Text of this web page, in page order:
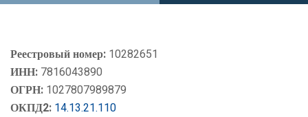
Реестровый номер: 10282651
ИНН: 7816043890
ОГРН: 1027807989879
ОКПД2: 14.13.21.110